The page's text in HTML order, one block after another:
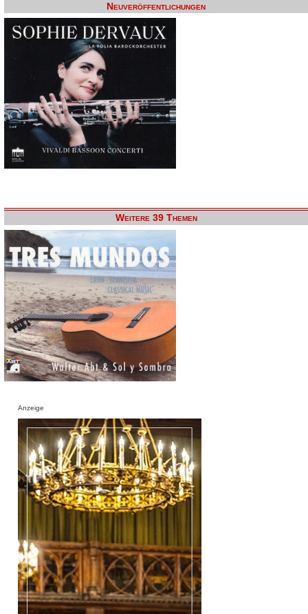
Neuveröffentlichungen
Weitere 39 Themen
Anzeige